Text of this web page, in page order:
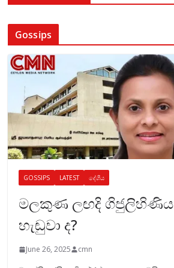
Gossips
GOSSIPS LATEST දේශීය
මලකුණ ලඟදි ගිජුලිහිණිය
හැඬුවා ද?
June 26, 2025 cmn